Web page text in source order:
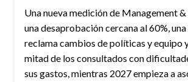
Una nueva medición de Management
una desaprobación cercana al 60%,
reclama cambios de políticas y equipo
mitad de los consultados con
sus gastos, mientras 2027 empieza a